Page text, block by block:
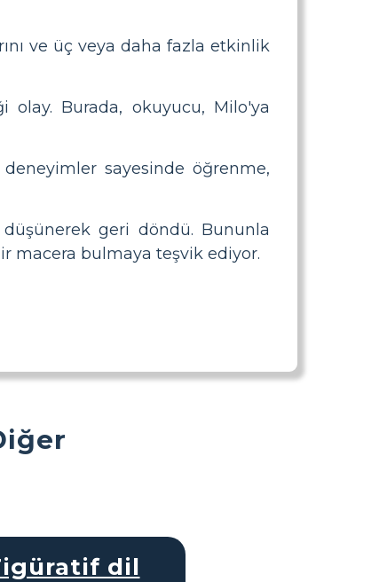
ve üç veya daha fazla etkinlik
olay. Burada, okuyucu, Milo'ya
sayesinde öğrenme,
geri döndü. Bununla
macera bulmaya teşvik ediyor.
dil